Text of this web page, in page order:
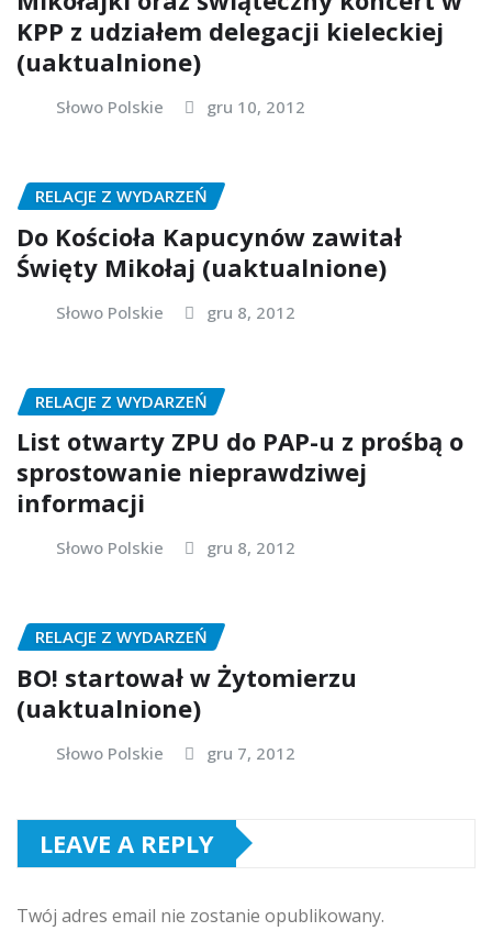
KPP z udziałem delegacji kieleckiej
(uaktualnione)
Słowo Polskie gru 10, 2012
RELACJE Z WYDARZEŃ
Do Kościoła Kapucynów zawitał
Święty Mikołaj (uaktualnione)
Słowo Polskie gru 8, 2012
RELACJE Z WYDARZEŃ
List otwarty ZPU do PAP-u z prośbą o
sprostowanie nieprawdziwej
informacji
Słowo Polskie gru 8, 2012
RELACJE Z WYDARZEŃ
BO! startował w Żytomierzu
(uaktualnione)
Słowo Polskie gru 7, 2012
LEAVE A REPLY
Twój adres email nie zostanie opublikowany.